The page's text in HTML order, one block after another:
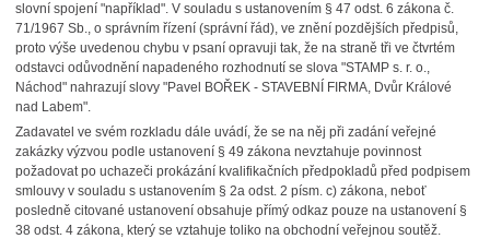
slovní spojení "například". V souladu s ustanovením § 47 odst. 6 zákona č.
71/1967 Sb., o správním řízení (správní řád), ve znění pozdějších předpisů,
proto výše uvedenou chybu v psaní opravuji tak, že na straně tři ve čtvrtém
odstavci odůvodnění napadeného rozhodnutí se slova "STAMP s. r. o.,
Náchod" nahrazují slovy "Pavel BOŘEK - STAVEBNÍ FIRMA, Dvůr Králové
nad Labem".
Zadavatel ve svém rozkladu dále uvádí, že se na něj při zadání veřejné
zakázky výzvou podle ustanovení § 49 zákona nevztahuje povinnost
požadovat po uchazeči prokázání kvalifikačních předpokladů před podpisem
smlouvy v souladu s ustanovením § 2a odst. 2 písm. c) zákona, neboť
posledně citované ustanovení obsahuje přímý odkaz pouze na ustanovení §
38 odst. 4 zákona, který se vztahuje toliko na obchodní veřejnou soutěž.